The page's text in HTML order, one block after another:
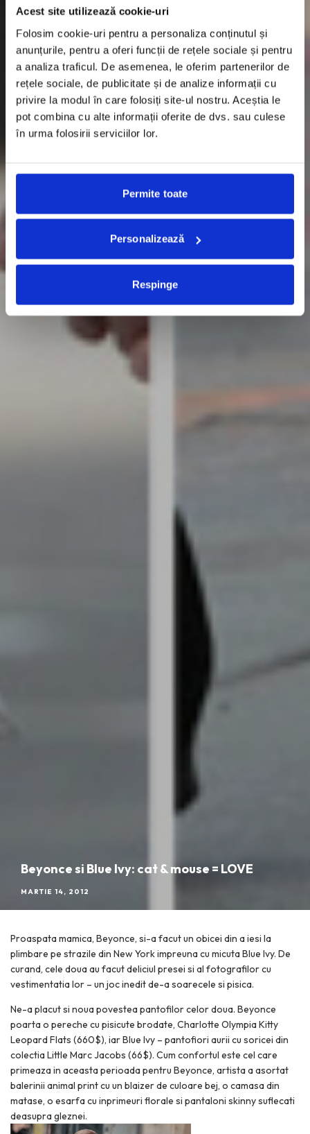
Acest site utilizează cookie-uri
Folosim cookie-uri pentru a personaliza conținutul și
anunțurile, pentru a oferi funcții de rețele sociale și pentru
a analiza traficul. De asemenea, le oferim partenerilor de
rețele sociale, de publicitate și de analize informații cu
privire la modul în care folosiți site-ul nostru. Aceștia le
pot combina cu alte informații oferite de dvs. sau culese
în urma folosirii serviciilor lor.
Permite toate
Personalizează
Respinge
Beyonce si Blue Ivy: cat & mouse = LOVE
MARTIE 14, 2012
Proaspata mamica, Beyonce, si-a facut un obicei din a iesi la
plimbare pe strazile din New York impreuna cu micuta Blue Ivy. De
curand, cele doua au facut deliciul presei si al fotografilor cu
vestimentatia lor – un joc inedit de-a soarecele si pisica.
Ne-a placut si noua povestea pantofilor celor doua. Beyonce
poarta o pereche cu pisicute brodate, Charlotte Olympia Kitty
Leopard Flats (660$), iar Blue Ivy – pantofiori aurii cu soricei din
colectia Little Marc Jacobs (66$). Cum confortul este cel care
primeaza in aceasta perioada pentru Beyonce, artista a asortat
balerinii animal print cu un blaizer de culoare bej, o camasa din
matase, o esarfa cu inprimeuri florale si pantaloni skinny suflecati
deasupra gleznei.